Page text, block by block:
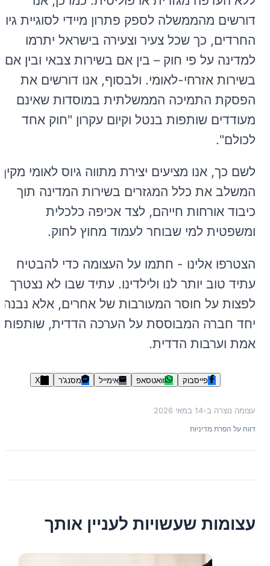
דורשים מהממשלה לספק פתרון מיידי לסוגיית
החרדים, כך שכל צעיר וצעירה בישראל יתרמו
למדינה על פי חוק – בין אם בשירות צבאי ובין אם
בשירות אזרחי-לאומי. ולבסוף, אנו דורשים את
הפסקת התמיכה הממשלתית במוסדות שאינם
מעודדים שותפות בנטל וקיום עקרון "חוק אחד
לכולם".
לשם כך, אנו מציעים יצירת מתווה גיוס לאומי
המשלב את כלל המגזרים בשירות המדינה תוך
כיבוד אורחות חייהם, לצד אכיפה כלכלית
ומשפטית למי שבוחר לעמוד מחוץ לחוק.
הצטרפו אלינו - חתמו על העצומה כדי להבטיח
עתיד טוב יותר לנו ולילדינו. עתיד שבו לא נצטרך
לפצות על חוסר המעורבות של אחרים, אלא נבנה
יחד חברה המבוססת על הערכה הדדית, שותפות
אמת וערבות הדדית.
פייסבוק וואטסאפ אימייל מסנג'ר X
עצומה נוצרה ב-14 במאי 2026
דווח על הפרת מדיניות
עצומות שעשויות לעניין אותך